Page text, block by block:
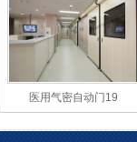
医用气密自动门19